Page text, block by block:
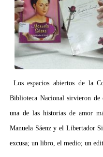
Los espacios abiertos de la
Biblioteca Nacional sirvieron de
una de las historias de amor
Manuela Sáenz y el Libertador
excusa; un libro, el medio; un